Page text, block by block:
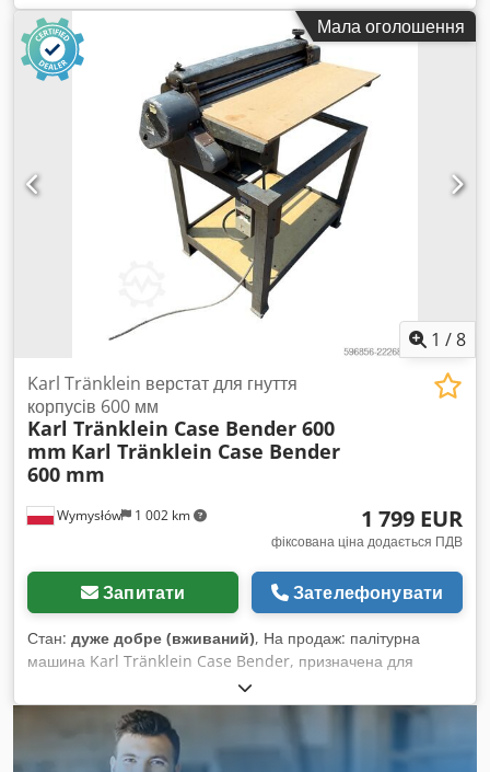
виробника: Професійний біндер для ідеального клейового
скріплення книг у м’якій обкладинці. Цей повністю
автоматичний біндер має надзвичайно міцну конструкцію та
оснащений гарячим клеєвим аплікатором, що забезпечує
ефективність навіть для малих або дуже малих тиражів
обкладинок чи сторінок. Heidelberg Eurobind 600 — це
одножахвовий біндер з автоматичним подаванням
обкладинки, що керується однією особою та забезпечує
бездоганне скріплення книг стабільно високої якості.
Підходить для книг товщиною від 2 до 50 мм та довжиною
корінця від 120 до 320 мм. Максимальна продуктивність —
до 500 книг на годину. Заводський обрізувач з додатковими
біговками і чистячими щітками. Djdpfx Aaozgc Tkjyskr
Автоматична подача обкладинки та біговка. У комплект
входить документація, система відведення відходів, витяжка
для пари від клеєвого пістолета та компресор Abac.
Мала оголошення
1 /8
Wymysłów 1 002 km
Karl Tränklein верстат для гнуття
корпусів 600 мм
Karl Tränklein Case Bender 600
mm Karl Tränklein Case Bender
600 mm
1 799 EUR
фіксована ціна додається ПДВ
Запитати Зателефонувати
Стан: дуже добре (вживаний), На продаж: палітурна
машина Karl Tränklein Case Bender, призначена для
формування та вигинання корінців обкладинок книг у
твердій палітурці. Пристрій надає обкладинкам відповідний
радіус, завдяки чому вони ідеально прилягають до
книжкового блоку. Машина оснащена регульованими